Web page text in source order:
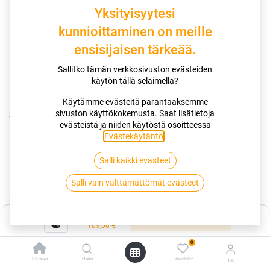
109,00€
Etusivu Haku
0
Toivelista Tili
Kauppa 175/65R14 86H MICHELIN CROSSCLIMATE+ XL
175/65R14 86H MICHELIN
CROSSCLIMATE+ XL
Yksityisyytesi
kunnioittaminen on meille
ensisijaisen tärkeää.
Sallitko tämän verkkosivuston evästeiden
käytön tällä selaimella?
Käytämme evästeitä parantaaksemme
sivuston käyttökokemusta. Saat lisätietoja
evästeistä ja niiden käytöstä osoitteessa
Evästekäytäntö
Salli kaikki evästeet
Salli vain välttämättömät evästeet